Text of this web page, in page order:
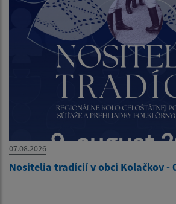
07.08.2026
Nositelia tradícií v obci Kolačkov -